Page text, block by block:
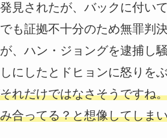
見されたが、バックに付い
も証拠不十分のため無罪判決
、ハン・ジョングを逮捕し
にしたとドヒョンに怒りをぶ
れだけではなさそうですね
合ってる？と想像してしま